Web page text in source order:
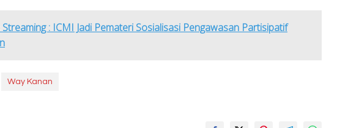
: ICMI Jadi Pemateri Sosialisasi Pengawasan Partisipatif
Way Kanan